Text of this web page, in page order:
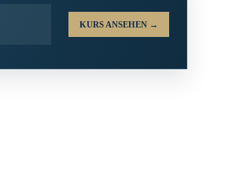
KURS ANSEHEN →